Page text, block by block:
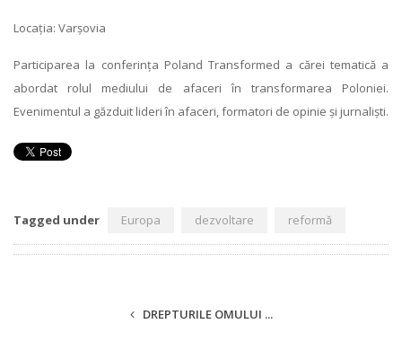
Locația: Varșovia
Participarea la conferința Poland Transformed a cărei tematică a
abordat rolul mediului de afaceri în transformarea Poloniei.
Evenimentul a găzduit lideri în afaceri, formatori de opinie și jurnaliști.
Tagged under Europa dezvoltare reformă
DREPTURILE OMULUI ...